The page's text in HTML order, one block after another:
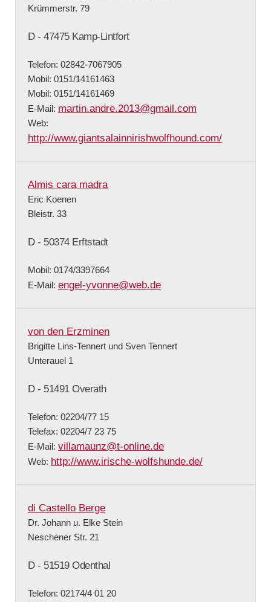
Krümmerstr. 79
D - 47475 Kamp-Lintfort
Telefon: 02842-7067905
Mobil: 0151/14161463
Mobil: 0151/14161469
E-Mail: martin.andre.2013@gmail.com
Web:
http://www.giantsalainnirishwolfhound.com/
Almis cara madra
Eric Koenen
Bleistr. 33
D - 50374 Erftstadt
Mobil: 0174/3397664
E-Mail: engel-yvonne@web.de
von den Erzminen
Brigitte Lins-Tennert und Sven Tennert
Unterauel 1
D - 51491 Overath
Telefon: 02204/77 15
Telefax: 02204/7 23 75
E-Mail: villamaunz@t-online.de
Web: http://www.irische-wolfshunde.de/
di Castello Berge
Dr. Johann u. Elke Stein
Neschener Str. 21
D - 51519 Odenthal
Telefon: 02174/4 01 20